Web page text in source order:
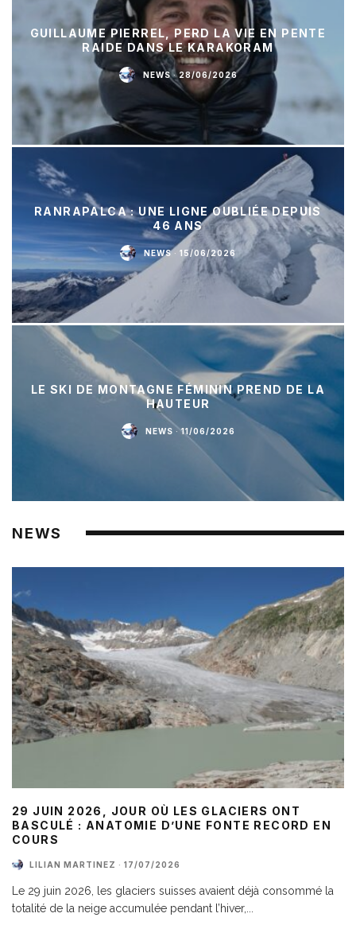
GUILLAUME PIERREL, PERD LA VIE EN PENTE
RAIDE DANS LE KARAKORAM
NEWS · 28/06/2026
RANRAPALCA : UNE LIGNE OUBLIÉE DEPUIS
46 ANS
NEWS · 15/06/2026
LE SKI DE MONTAGNE FÉMININ PREND DE LA
HAUTEUR
NEWS · 11/06/2026
NEWS
29 JUIN 2026, JOUR OÙ LES GLACIERS ONT
BASCULÉ : ANATOMIE D’UNE FONTE RECORD EN
COURS
LILIAN MARTINEZ · 17/07/2026
Le 29 juin 2026, les glaciers suisses avaient déjà consommé la
totalité de la neige accumulée pendant l’hiver,